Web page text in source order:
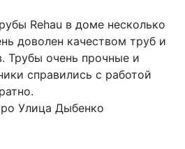
Rehau в доме несколько
доволен качеством труб и
Трубы очень прочные и
справились с работой
Улица Дыбенко